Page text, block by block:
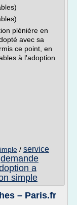
plénière en
avec sa
ce point, en
à l'adoption
/ service
demande
a
simple
– Paris.fr